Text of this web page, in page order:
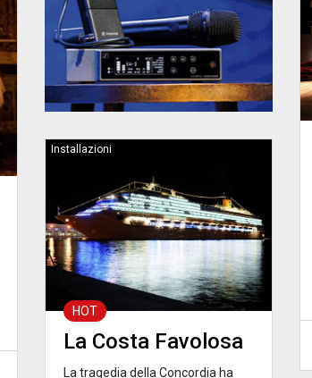
Installazioni
HOT
La Costa Favolosa
La tragedia della Concordia ha